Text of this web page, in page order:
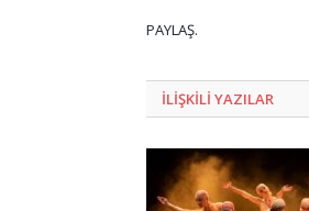
PAYLAŞ.
ILIŞKILI YAZILAR